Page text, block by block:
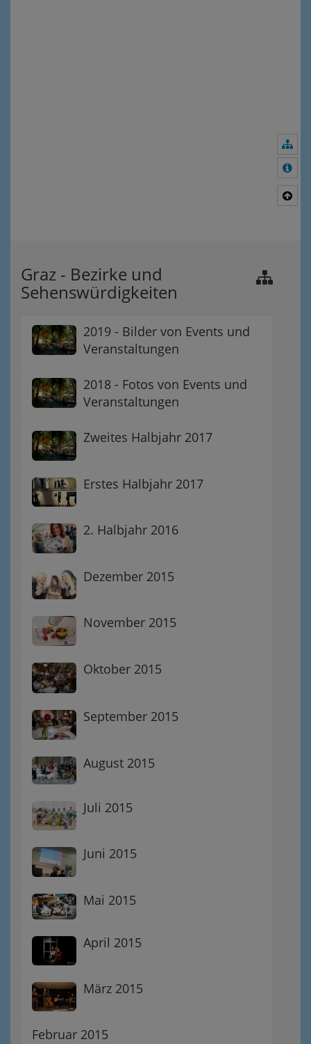
Graz - Bezirke und
Sehenswürdigkeiten
2019 - Bilder von Events und
Veranstaltungen
2018 - Fotos von Events und
Veranstaltungen
Zweites Halbjahr 2017
Erstes Halbjahr 2017
2. Halbjahr 2016
Dezember 2015
November 2015
Oktober 2015
September 2015
August 2015
Juli 2015
Juni 2015
Mai 2015
April 2015
März 2015
Februar 2015